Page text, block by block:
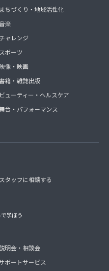
まちづくり・地域活性化
音楽
チャレンジ
スポーツ
像・映画
籍・雑誌出版
ビューティー・ヘルスケア
台・パフォーマンス
スタッフに相談する
学ぼう
明会・相談会
ポートサービス